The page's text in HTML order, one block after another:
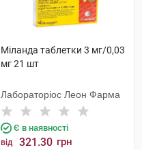
Міланда таблетки 3 мг/0,03
мг 21 шт
Лабораторіос Леон Фарма
Є в наявності
від 321.30 грн